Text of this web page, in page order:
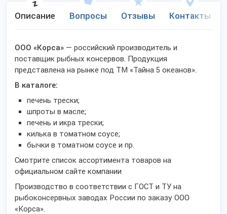
Описание Вопросы Отзывы Контакты
ООО «Корса» — российский производитель и
поставщик рыбных консервов. Продукция
представлена на рынке под ТМ «Тайна 5 океанов».
В каталоге:
печень трески;
шпроты в масле;
печень и икра трески;
килька в томатном соусе;
бычки в томатном соусе и пр.
Смотрите список ассортимента товаров на
официальном сайте компании
Производство в соответствии с ГОСТ и ТУ на
рыбоконсервных заводах России по заказу ООО
«Корса».